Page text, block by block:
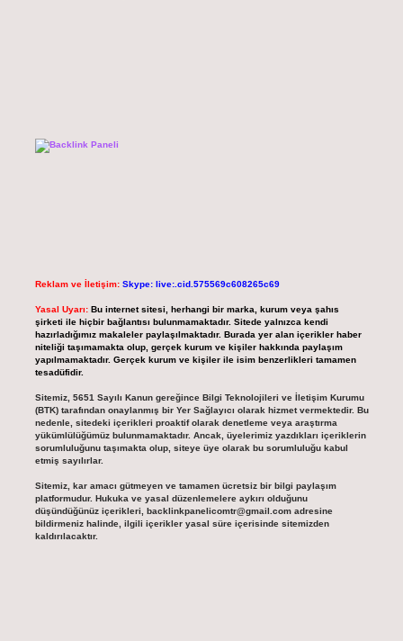
Reklam ve İletişim: Skype: live:.cid.575569c608265c69
Yasal Uyarı: Bu internet sitesi, herhangi bir marka, kurum veya şahıs
şirketi ile hiçbir bağlantısı bulunmamaktadır. Sitede yalnızca kendi
hazırladığımız makaleler paylaşılmaktadır. Burada yer alan içerikler haber
niteliği taşımamakta olup, gerçek kurum ve kişiler hakkında paylaşım
yapılmamaktadır. Gerçek kurum ve kişiler ile isim benzerlikleri tamamen
tesadüfidir.
Sitemiz, 5651 Sayılı Kanun gereğince Bilgi Teknolojileri ve İletişim Kurumu
(BTK) tarafından onaylanmış bir Yer Sağlayıcı olarak hizmet vermektedir. Bu
nedenle, sitedeki içerikleri proaktif olarak denetleme veya araştırma
yükümlülüğümüz bulunmamaktadır. Ancak, üyelerimiz yazdıkları içeriklerin
sorumluluğunu taşımakta olup, siteye üye olarak bu sorumluluğu kabul
etmiş sayılırlar.
Sitemiz, kar amacı gütmeyen ve tamamen ücretsiz bir bilgi paylaşım
platformudur. Hukuka ve yasal düzenlemelere aykırı olduğunu
düşündüğünüz içerikleri, backlinkpanelicomtr@gmail.comadresine
bildirmeniz halinde, ilgili içerikler yasal süre içerisinde sitemizden
kaldırılacaktır.